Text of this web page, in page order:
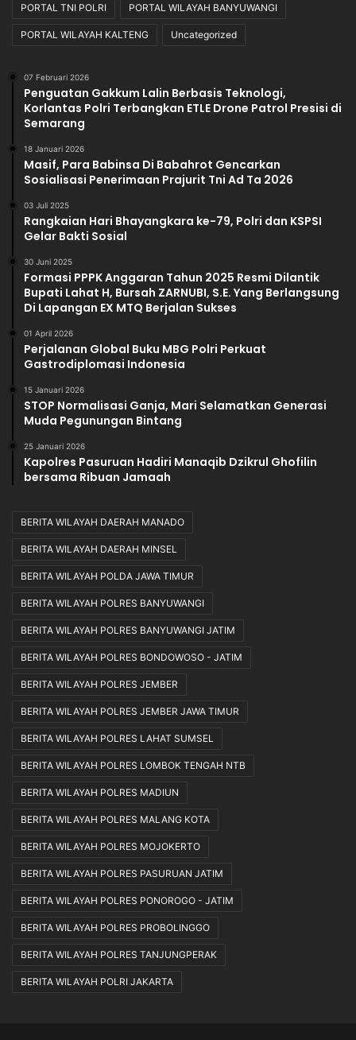
PORTAL TNI POLRI PORTAL WILAYAH BANYUWANGI
PORTAL WILAYAH KALTENG Uncategorized
07 Februari 2026
Penguatan Gakkum Lalin Berbasis Teknologi,
Korlantas Polri Terbangkan ETLE Drone Patrol Presisi di
Semarang
18 Januari 2026
Masif, Para Babinsa Di Babahrot Gencarkan
Sosialisasi Penerimaan Prajurit Tni Ad Ta 2026
03 Juli 2025
Rangkaian Hari Bhayangkara ke-79, Polri dan KSPSI
Gelar Bakti Sosial
30 Juni 2025
Formasi PPPK Anggaran Tahun 2025 Resmi Dilantik
Bupati Lahat H, Bursah ZARNUBI, S.E. Yang Berlangsung
Di Lapangan EX MTQ Berjalan Sukses
01 April 2026
Perjalanan Global Buku MBG Polri Perkuat
Gastrodiplomasi Indonesia
15 Januari 2026
STOP Normalisasi Ganja, Mari Selamatkan Generasi
Muda Pegunungan Bintang
25 Januari 2026
Kapolres Pasuruan Hadiri Manaqib Dzikrul Ghofilin
bersama Ribuan Jamaah
BERITA WILAYAH DAERAH MANADO
BERITA WILAYAH DAERAH MINSEL
BERITA WILAYAH POLDA JAWA TIMUR
BERITA WILAYAH POLRES BANYUWANGI
BERITA WILAYAH POLRES BANYUWANGI JATIM
BERITA WILAYAH POLRES BONDOWOSO - JATIM
BERITA WILAYAH POLRES JEMBER
BERITA WILAYAH POLRES JEMBER JAWA TIMUR
BERITA WILAYAH POLRES LAHAT SUMSEL
BERITA WILAYAH POLRES LOMBOK TENGAH NTB
BERITA WILAYAH POLRES MADIUN
BERITA WILAYAH POLRES MALANG KOTA
BERITA WILAYAH POLRES MOJOKERTO
BERITA WILAYAH POLRES PASURUAN JATIM
BERITA WILAYAH POLRES PONOROGO - JATIM
BERITA WILAYAH POLRES PROBOLINGGO
BERITA WILAYAH POLRES TANJUNGPERAK
BERITA WILAYAH POLRI JAKARTA